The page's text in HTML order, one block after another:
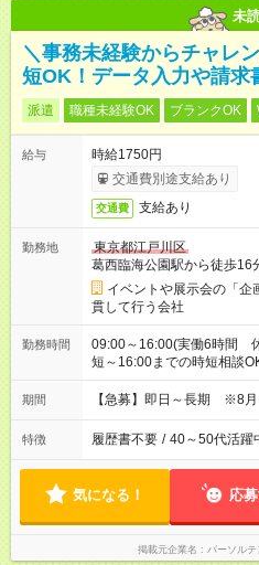
未
＼事務未経験からチャレ
短OK！データ入力や請求
派遣 職種未経験OK ブランクOK
給与
時給1750円
交通費別途支給あり
交通費 支給あり
勤務地
東京都江戸川区
葛西臨海公園駅から徒歩16
イベントや展示会の「企
貫して行う会社
勤務時間
09:00～16:00(実働6時間
短～16:00までの時短相談
期間 【急募】即日～長期 ※8月
特徴 履歴書不要 / 40～50代活躍
気になる！ 応
掲載元企業名 パーソルテ